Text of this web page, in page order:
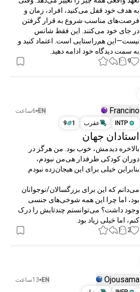
به سمت دیدگاه خود ادامه دهید.
9
1
Francino
EN 6ساعت
INTP
عقرب 1
9
استادان جهان
کنم، اما خیلی زیاد بود.
2
1
Ojousama
EN 13ساعت